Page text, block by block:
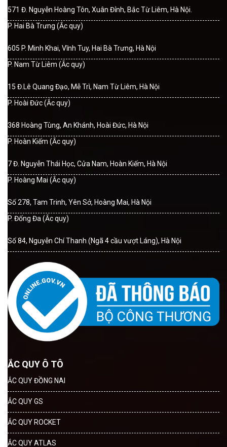
571 Đ. Nguyễn Hoàng Tôn, Xuân Đỉnh, Bắc Từ Liêm, Hà Nội.
P. Hai Bà Trưng (Ắc quy)
605 P. Minh Khai, Vĩnh Tuy, Hai Bà Trưng, Hà Nội
P. Nam Từ Liêm (Ắc quy)
15 Đ.Lê Quang Đạo, Mễ Trì, Nam Từ Liêm, Hà Nội
P. Hoài Đức (Ắc quy)
368 Hoàng Tùng, An Khánh, Hoài Đức, Hà Nội
P. Hoàn Kiếm (Ắc quy)
7 Đ. Nguyễn Thái Học, Cửa Nam, Hoàn Kiếm, Hà Nội
P. Hoàng Mai (Ắc quy)
Số 278, Tam Trinh, Yên Sở, Hoàng Mai, Hà Nội
P. Đống Đa (Ắc quy)
Số 84, Nguyễn Chí Thanh (Ngã 4 cầu vượt Láng), Hà Nội
ẮC QUY Ô TÔ
ẮC QUY ĐỒNG NAI
ẮC QUY GS
ẮC QUY ROCKET
ẮC QUY ATLAS